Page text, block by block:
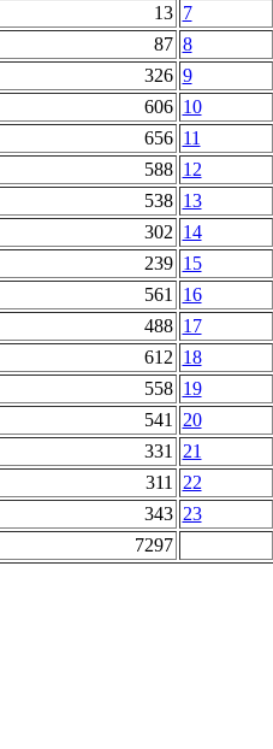
13 7
87 8
326 9
606 10
656 11
588 12
538 13
302 14
239 15
561
16
488 17
612 18
558 19
541
20
331
21
311
22
343 23
7297